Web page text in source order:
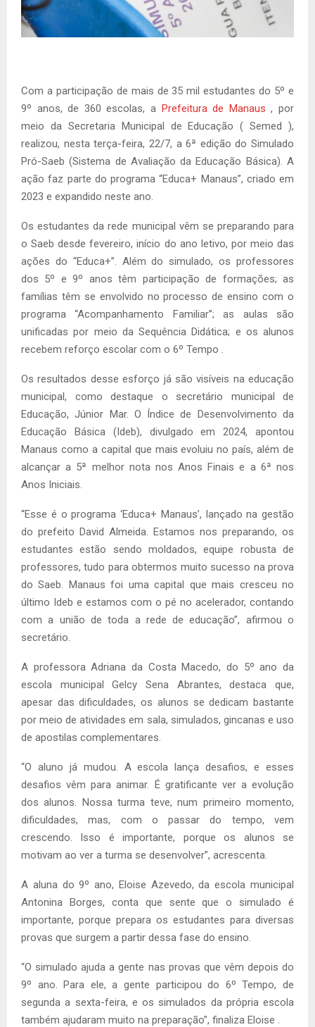
Com a participação de mais de 35 mil estudantes do 5º e
9º anos, de 360 escolas, a Prefeitura de Manaus , por
meio da Secretaria Municipal de Educação ( Semed ),
realizou, nesta terça-feira, 22/7, a 6ª edição do Simulado
Pró-Saeb (Sistema de Avaliação da Educação Básica). A
ação faz parte do programa “Educa+ Manaus”, criado em
2023 e expandido neste ano.
Os estudantes da rede municipal vêm se preparando para
o Saeb desde fevereiro, início do ano letivo, por meio das
ações do “Educa+”. Além do simulado, os professores
dos 5º e 9º anos têm participação de formações; as
famílias têm se envolvido no processo de ensino com o
programa “Acompanhamento Familiar”; as aulas são
unificadas por meio da Sequência Didática; e os alunos
recebem reforço escolar com o 6º Tempo .
Os resultados desse esforço já são visíveis na educação
municipal, como destaque o secretário municipal de
Educação, Júnior Mar. O Índice de Desenvolvimento da
Educação Básica (Ideb), divulgado em 2024, apontou
Manaus como a capital que mais evoluiu no país, além de
alcançar a 5ª melhor nota nos Anos Finais e a 6ª nos
Anos Iniciais.
“Esse é o programa ‘Educa+ Manaus’, lançado na gestão
do prefeito David Almeida. Estamos nos preparando, os
estudantes estão sendo moldados, equipe robusta de
professores, tudo para obtermos muito sucesso na prova
do Saeb. Manaus foi uma capital que mais cresceu no
último Ideb e estamos com o pé no acelerador, contando
com a união de toda a rede de educação”, afirmou o
secretário.
A professora Adriana da Costa Macedo, do 5º ano da
escola municipal Gelcy Sena Abrantes, destaca que,
apesar das dificuldades, os alunos se dedicam bastante
por meio de atividades em sala, simulados, gincanas e uso
de apostilas complementares.
“O aluno já mudou. A escola lança desafios, e esses
desafios vêm para animar. É gratificante ver a evolução
dos alunos. Nossa turma teve, num primeiro momento,
dificuldades, mas, com o passar do tempo, vem
crescendo. Isso é importante, porque os alunos se
motivam ao ver a turma se desenvolver”, acrescenta.
A aluna do 9º ano, Eloise Azevedo, da escola municipal
Antonina Borges, conta que sente que o simulado é
importante, porque prepara os estudantes para diversas
provas que surgem a partir dessa fase do ensino.
“O simulado ajuda a gente nas provas que vêm depois do
9º ano. Para ele, a gente participou do 6º Tempo, de
segunda a sexta-feira, e os simulados da própria escola
também ajudaram muito na preparação”, finaliza Eloise .